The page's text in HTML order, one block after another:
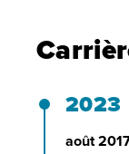
2023
août